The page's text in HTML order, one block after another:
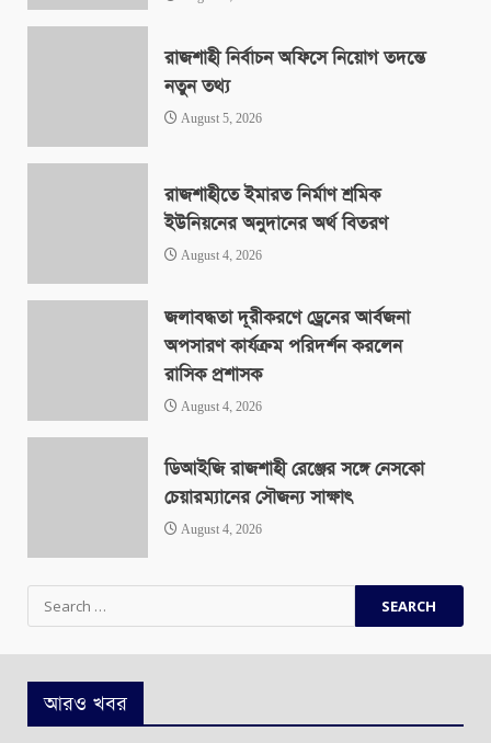
রাজশাহী নির্বাচন অফিসে নিয়োগ তদন্তে
নতুন তথ্য
August 5, 2026
রাজশাহীতে ইমারত নির্মাণ শ্রমিক
ইউনিয়নের অনুদানের অর্থ বিতরণ
August 4, 2026
জলাবদ্ধতা দূরীকরণে ড্রেনের আর্বজনা
অপসারণ কার্যক্রম পরিদর্শন করলেন
রাসিক প্রশাসক
August 4, 2026
ডিআইজি রাজশাহী রেঞ্জের সঙ্গে নেসকো
চেয়ারম্যানের সৌজন্য সাক্ষাৎ
August 4, 2026
Search
for:
আরও খবর